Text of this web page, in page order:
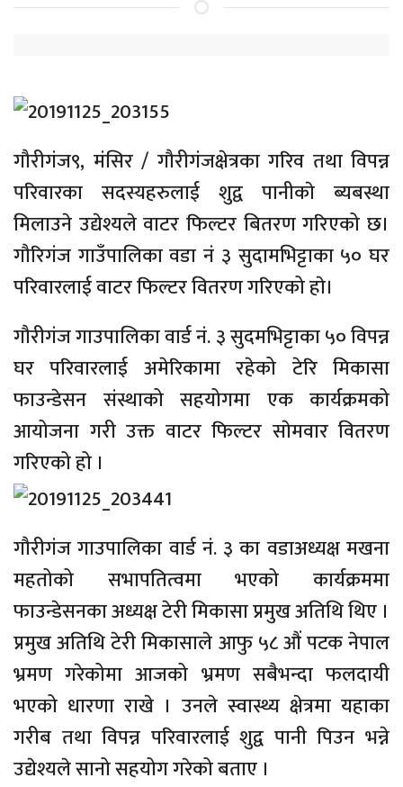
गौरीगंज९, मंसिर / गौरीगंजक्षेत्रका गरिव तथा विपन्न
परिवारका सदस्यहरुलाई शुद्व पानीकाे ब्यबस्था
मिलाउने उद्येश्यले वाटर फिल्टर बितरण गरिएको छ।
गौरिगंज गाउँपालिका वडा नं ३ सुदामभिट्टाका ५० घर
परिवारलाई वाटर फिल्टर वितरण गरिएको हाे।
गौरीगंज गाउपालिका वार्ड नं. ३ सुदमभिट्टाका ५० विपन्न
घर परिवारलाई अमेरिकामा रहेको टेरि मिकासा
फाउन्डेसन संस्थाको सहयोगमा एक कार्यक्रमको
आयोजना गरी उक्त वाटर फिल्टर साेमवार वितरण
गरिएको हो ।
गौरीगंज गाउपालिका वार्ड नं. ३ का वडाअध्यक्ष मखना
महतोको सभापतित्वमा भएको कार्यक्रममा
फाउन्डेसनका अध्यक्ष टेरी मिकासा प्रमुख अतिथि थिए ।
प्रमुख अतिथि टेरी मिकासाले आफु ५८ औं पटक नेपाल
भ्रमण गरेकोमा आजको भ्रमण सबैभन्दा फलदायी
भएको धारणा राखे । उनले स्वास्थ्य क्षेत्रमा यहाका
गरीब तथा विपन्न परिवारलाई शुद्व पानी पिउन भन्ने
उद्येश्यले सानो सहयोग गरेको बताए ।